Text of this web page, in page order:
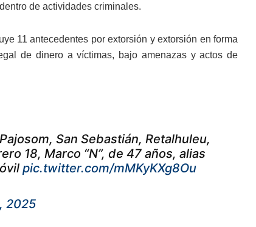
de actividades criminales.
11 antecedentes por extorsión y extorsión en forma
de dinero a víctimas, bajo amenazas y actos de
San Sebastián, Retalhuleu,
18, Marco “N”, de 47 años, alias
pic.twitter.com/mMKyKXg8Ou
2025